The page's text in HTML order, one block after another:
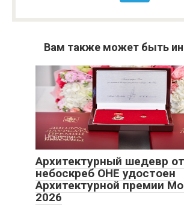
Вам также может быть
Новости
Архитектурный шедевр
небоскреб ОНЕ удостоен
Архитектурной премии
2026